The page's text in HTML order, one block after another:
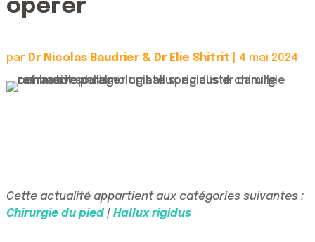
opérer
par Dr Nicolas Baudrier & Dr Elie Shitrit 4 mai 2024
Cette actualité appartient aux catégories suivantes :
Chirurgie du pied| Hallux rigidus